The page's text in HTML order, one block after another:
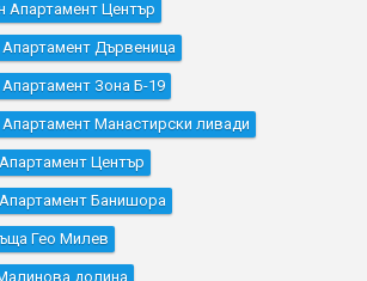
Апартамент Център
Дървеница
Зона Б-19
Манастирски ливади
Център
Банишора
Гео Милев
долина